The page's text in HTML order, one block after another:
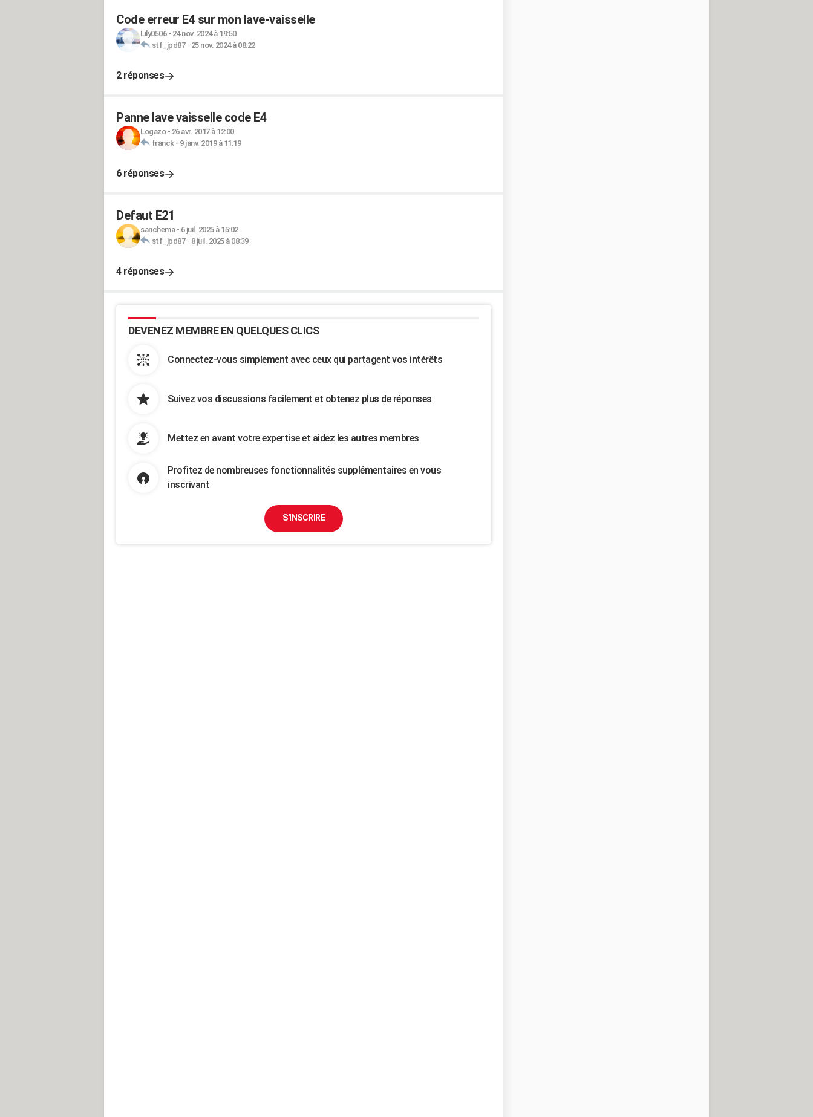
Code erreur E4 sur mon lave-vaisselle
Lily0506- 24 nov. 2024 à 19:50
stf_jpd87- 25 nov. 2024 à 08:22
2 réponses
Panne lave vaisselle code E4
Logazo- 26 avr. 2017 à 12:00
franck- 9 janv. 2019 à 11:19
6 réponses
Defaut E21
sanchema- 6 juil. 2025 à 15:02
stf_jpd87- 8 juil. 2025 à 08:39
4 réponses
DEVENEZ MEMBRE EN QUELQUES CLICS
Connectez-vous simplement avec ceux qui partagent vos intérêts
Suivez vos discussions facilement et obtenez plus de réponses
Mettez en avant votre expertise et aidez les autres membres
Profitez de nombreuses fonctionnalités supplémentaires en vous
inscrivant
S'INSCRIRE